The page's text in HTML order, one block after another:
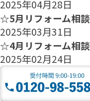
2025年04月28日
☆5月リフォーム相
2025年03月31日
☆4月リフォーム相
2025年02月24日
☆3月リフォーム相
2025年01月27日